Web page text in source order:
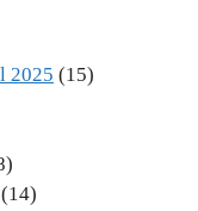
2025 (15)
(14)